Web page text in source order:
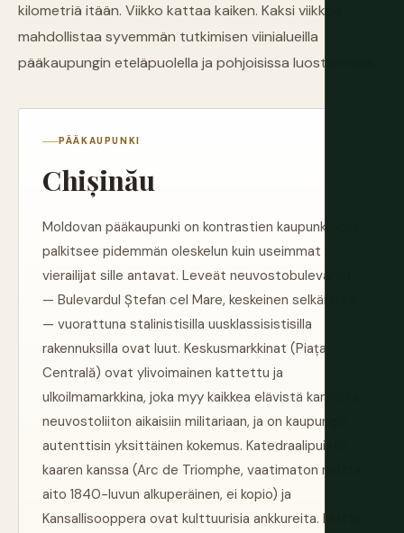
kilometriä itään. Viikko kattaa kaiken. Kaksi viikkoa
mahdollistaa syvemmän tutkimisen viinialueilla
pääkaupungin eteläpuolella ja pohjoisissa luostareissa.
PÄÄKAUPUNKI
Chișinău
Moldovan pääkaupunki on kontrastien kaupunki, joka
palkitsee pidemmän oleskelun kuin useimmat
vierailijat sille antavat. Leveät neuvostobulevardit
— Bulevardul Ștefan cel Mare, keskeinen selkäranka
— vuorattuna stalinistisilla uusklassisistisilla
rakennuksilla ovat luut. Keskusmarkkinat (Piața
Centrală) ovat ylivoimainen kattettu ja
ulkoilmamarkkina, joka myy kaikkea elävistä kanoista
neuvostoliiton aikaisiin militariaan, ja on kaupungin
autenttisin yksittäinen kokemus. Katedraalipuisto
kaaren kanssa (Arc de Triomphe, vaatimaton mutta
aito 1840-luvun alkuperäinen, ei kopio) ja
Kansallisooppera ovat kulttuurisia ankkureita. Mutta